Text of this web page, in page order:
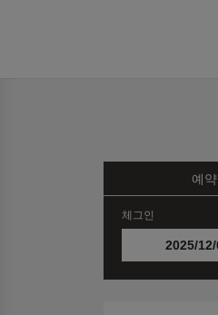
예약
체그인